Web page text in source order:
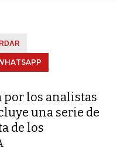
por los analistas
una serie de
de los